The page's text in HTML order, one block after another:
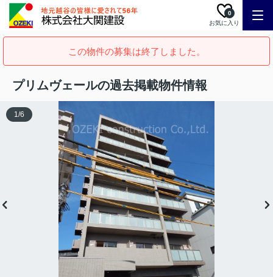
お気に入り
0
この物件の募集は終了しました。
プリムヴェールの過去掲載物件情報
1/6